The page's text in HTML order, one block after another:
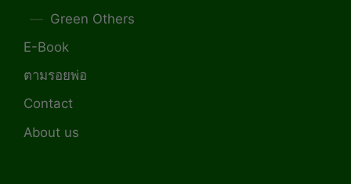
Green Others
E-Book
ตามรอยพ่อ
Contact
About us